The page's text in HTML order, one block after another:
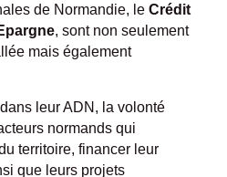
de Normandie, leCrédit
, sont non seulement
mais également
leur ADN, la volonté
normands qui
territoire, financer leur
que leurs projets